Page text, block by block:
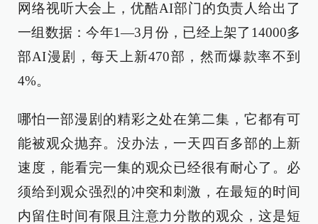
网络视听大会上，优酷AI部门的负责人给出了
一组数据：今年1—3月份，已经上架了14000多
部AI漫剧，每天上新470部，然而爆款率不到
4%。
哪怕一部漫剧的精彩之处在第二集，它都有可
能被观众抛弃。没办法，一天四百多部的上新
速度，能看完一集的观众已经很有耐心了。必
须给到观众强烈的冲突和刺激，在最短的时间
内留住时间有限且注意力分散的观众，这是短